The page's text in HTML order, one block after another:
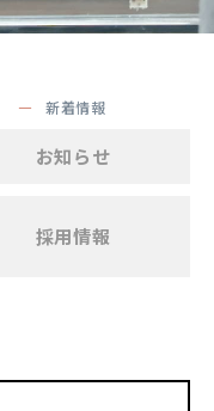
新着情報
お知らせ
採用情報